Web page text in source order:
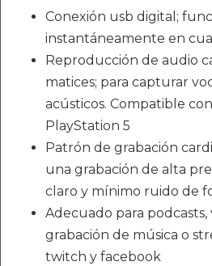
Conexión usb digital;
instantáneamente en
Reproducción de audio
matices; para capturar
acústicos. Compatible
PlayStation 5
Patrón de grabación
una grabación de alta
claro y mínimo ruido de
Adecuado para podcasts,
grabación de música o
twitch y facebook